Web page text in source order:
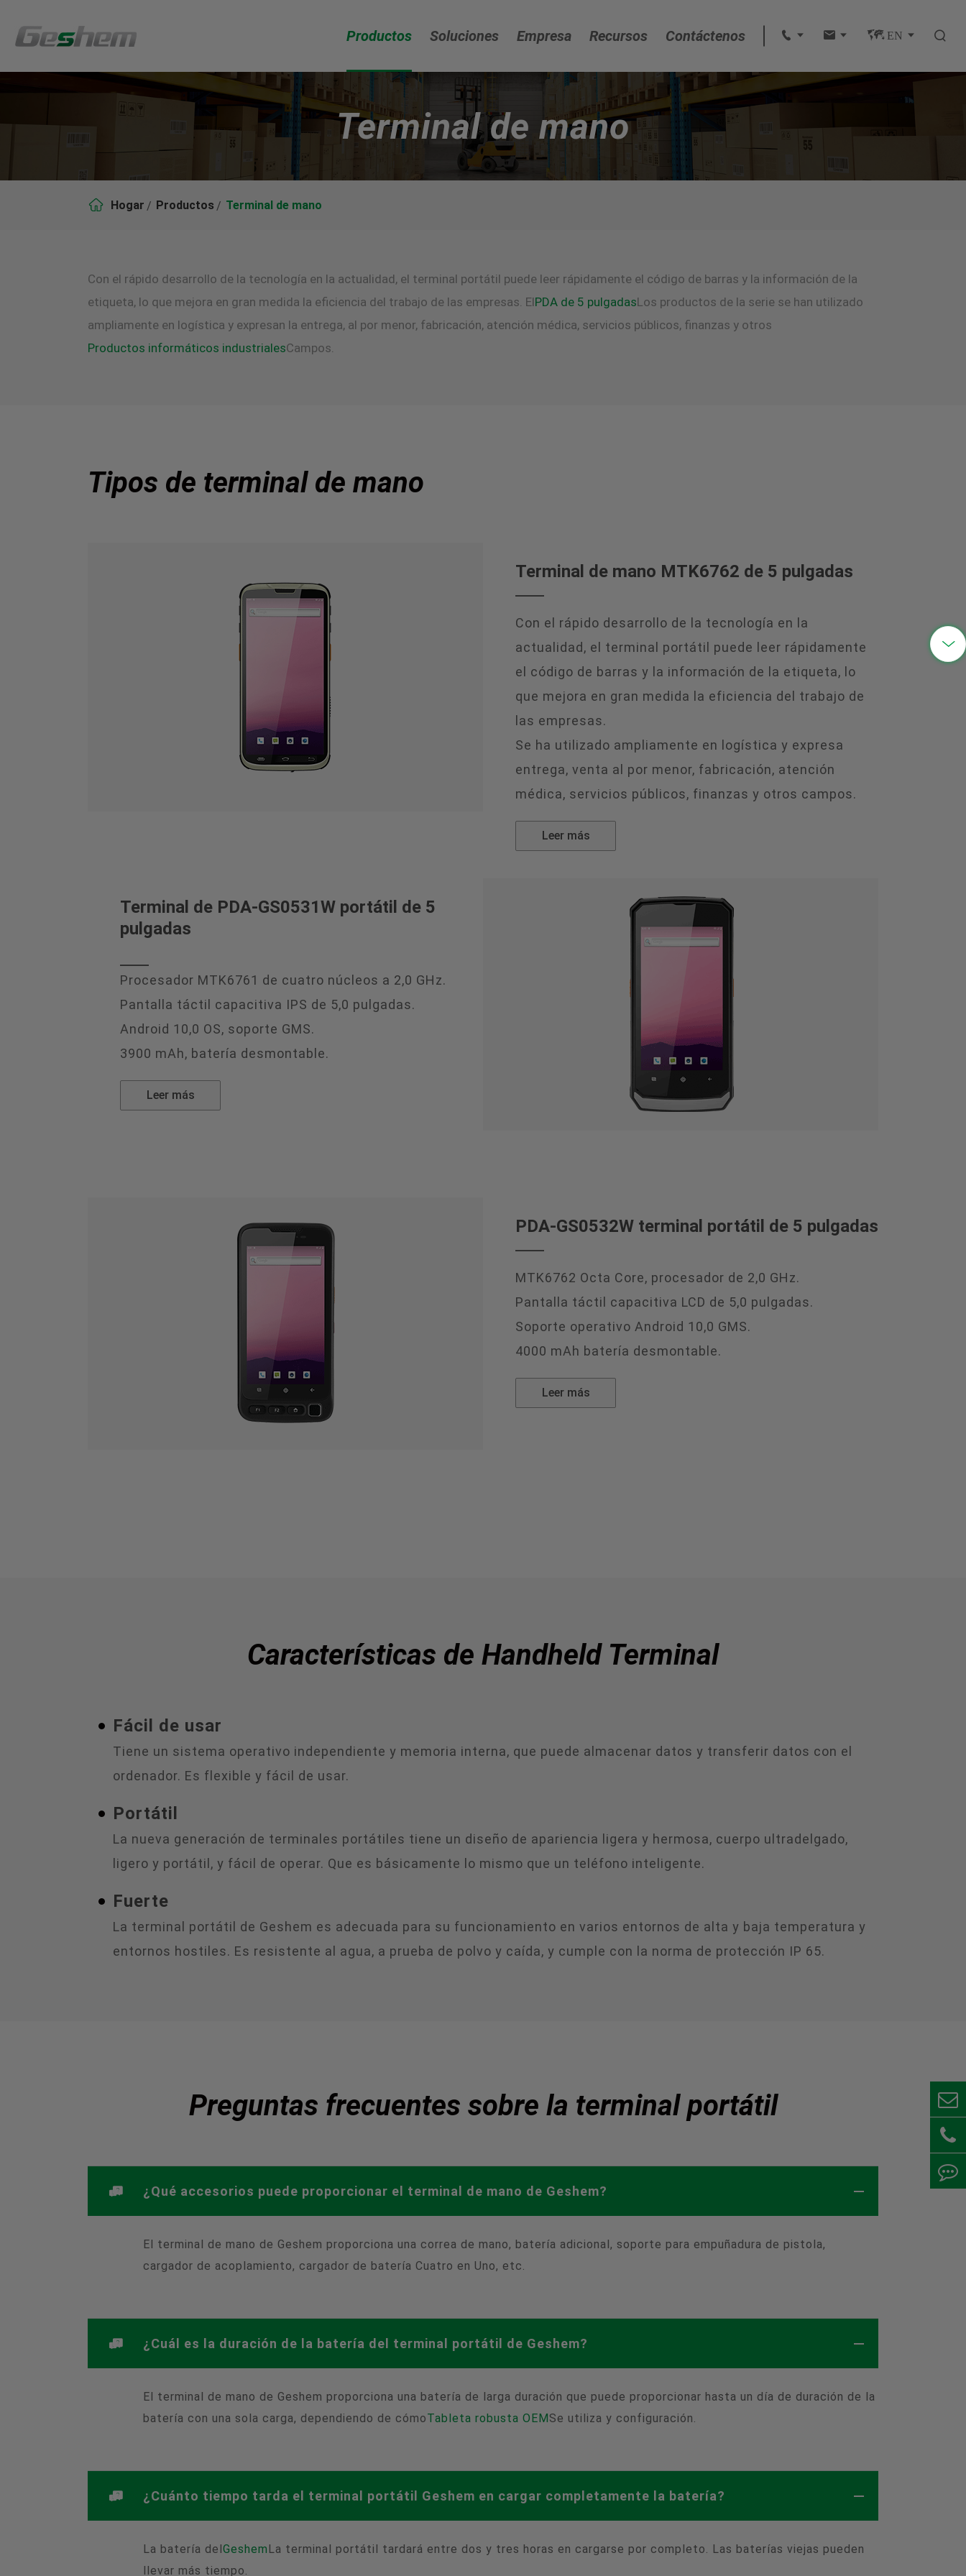
Productos Soluciones Empresa Recursos Contáctenos      EN 
français
Deutsch
русский

Terminal de mano
 Hogar Productos Terminal de mano
Con el rápido desarrollo de la tecnología en la actualidad, el terminal portátil puede leer rápidamente el código de barras y la información de la
etiqueta, lo que mejora en gran medida la eficiencia del trabajo de las empresas. ElPDA de 5 pulgadasLos productos de la serie se han utilizado
ampliamente en logística y expresan la entrega, al por menor, fabricación, atención médica, servicios públicos, finanzas y otros
Productos informáticos industrialesCampos.

Tipos de terminal de mano
Terminal de mano MTK6762 de 5 pulgadas
Con el rápido desarrollo de la tecnología en la
actualidad, el terminal portátil puede leer rápidamente
el código de barras y la información de la etiqueta, lo
que mejora en gran medida la eficiencia del trabajo de
las empresas.
Se ha utilizado ampliamente en logística y expresa
entrega, venta al por menor, fabricación, atención
médica, servicios públicos, finanzas y otros campos.
Leer más
Terminal de PDA-GS0531W portátil de 5
pulgadas
Procesador MTK6761 de cuatro núcleos a 2,0 GHz.
Pantalla táctil capacitiva IPS de 5,0 pulgadas.
Android 10,0 OS, soporte GMS.
3900 mAh, batería desmontable.
Leer más
PDA-GS0532W terminal portátil de 5 pulgadas
MTK6762 Octa Core, procesador de 2,0 GHz.
Pantalla táctil capacitiva LCD de 5,0 pulgadas.
Soporte operativo Android 10,0 GMS.
4000 mAh batería desmontable.
Leer más
Características de Handheld Terminal
Fácil de usar
Tiene un sistema operativo independiente y memoria interna, que puede almacenar datos y transferir datos con el
ordenador. Es flexible y fácil de usar.
Portátil
La nueva generación de terminales portátiles tiene un diseño de apariencia ligera y hermosa, cuerpo ultradelgado,
ligero y portátil, y fácil de operar. Que es básicamente lo mismo que un teléfono inteligente.
Fuerte
La terminal portátil de Geshem es adecuada para su funcionamiento en varios entornos de alta y baja temperatura y
entornos hostiles. Es resistente al agua, a prueba de polvo y caída, y cumple con la norma de protección IP 65.
Preguntas frecuentes sobre la terminal portátil
¿Qué accesorios puede proporcionar el terminal de mano de Geshem?
El terminal de mano de Geshem proporciona una correa de mano, batería adicional, soporte para empuñadura de pistola,
cargador de acoplamiento, cargador de batería Cuatro en Uno, etc.
¿Cuál es la duración de la batería del terminal portátil de Geshem?
El terminal de mano de Geshem proporciona una batería de larga duración que puede proporcionar hasta un día de duración de la
batería con una sola carga, dependiendo de cómoTableta robusta OEM Se utiliza y configuración.
¿Cuánto tiempo tarda el terminal portátil Geshem en cargar completamente la batería?
La batería del Geshem La terminal portátil tardará entre dos y tres horas en cargarse por completo. Las baterías viejas pueden
llevar más tiempo.